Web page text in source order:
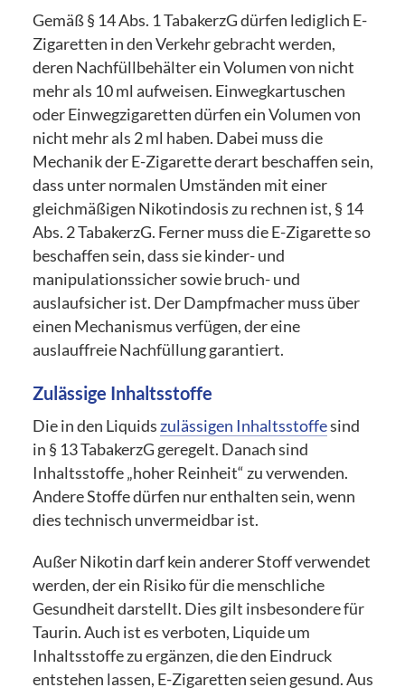
Gemäß § 14 Abs. 1 TabakerzG dürfen lediglich E-
Zigaretten in den Verkehr gebracht werden,
deren Nachfüllbehälter ein Volumen von nicht
mehr als 10 ml aufweisen. Einwegkartuschen
oder Einwegzigaretten dürfen ein Volumen von
nicht mehr als 2 ml haben. Dabei muss die
Mechanik der E-Zigarette derart beschaffen sein,
dass unter normalen Umständen mit einer
gleichmäßigen Nikotindosis zu rechnen ist, § 14
Abs. 2 TabakerzG. Ferner muss die E-Zigarette so
beschaffen sein, dass sie kinder- und
manipulationssicher sowie bruch- und
auslaufsicher ist. Der Dampfmacher muss über
einen Mechanismus verfügen, der eine
auslauffreie Nachfüllung garantiert.
Zulässige Inhaltsstoffe
Die in den Liquids zulässigen Inhaltsstoffesind
in § 13 TabakerzG geregelt. Danach sind
Inhaltsstoffe „hoher Reinheit“ zu verwenden.
Andere Stoffe dürfen nur enthalten sein, wenn
dies technisch unvermeidbar ist.
Außer Nikotin darf kein anderer Stoff verwendet
werden, der ein Risiko für die menschliche
Gesundheit darstellt. Dies gilt insbesondere für
Taurin. Auch ist es verboten, Liquide um
Inhaltsstoffe zu ergänzen, die den Eindruck
entstehen lassen, E-Zigaretten seien gesund. Aus